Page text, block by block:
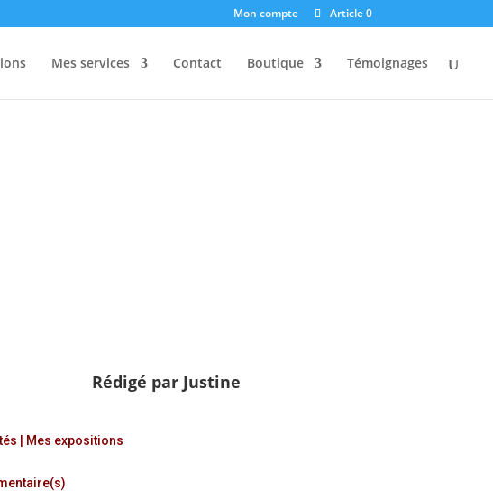
Mon compte Article 0
Mes services Contact Boutique Témoignages
Rédigé par Justine
Mes expositions